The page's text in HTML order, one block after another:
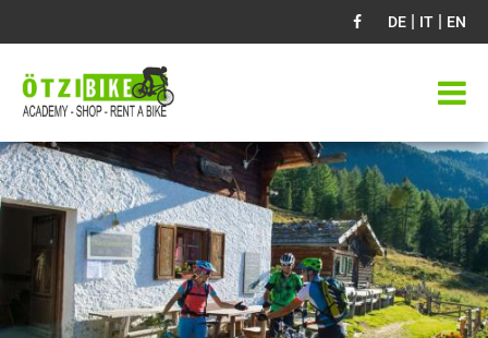
DE | IT | EN